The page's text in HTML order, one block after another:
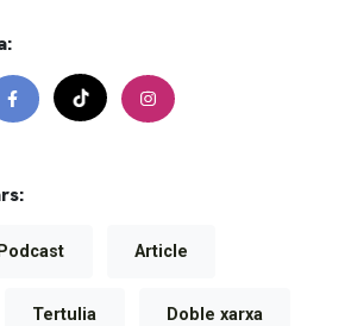
Podcast Article
Tertulia Doble xarxa